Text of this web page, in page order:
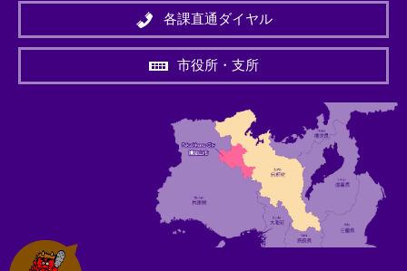
ン
＞
各課直通ダイヤル
市役所・支所